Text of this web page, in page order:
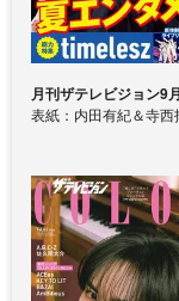
月刊ザテレビジョン9
表紙：内田有紀＆寺西